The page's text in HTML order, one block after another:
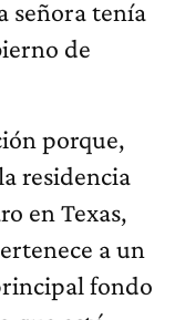
señora tenía
de
porque,
residencia
en Texas,
a un
fondo